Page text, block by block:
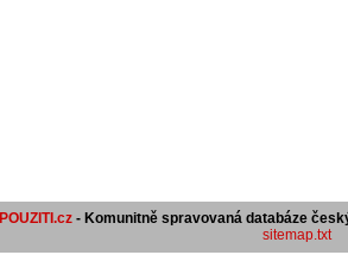
- Komunitně spravovaná databáze
sitemap.txt